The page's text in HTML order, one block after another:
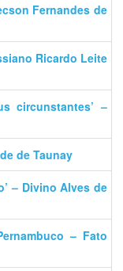
Fernandes de
Ricardo Leite
circunstantes’ –
de Taunay
– Divino Alves de
– Fato